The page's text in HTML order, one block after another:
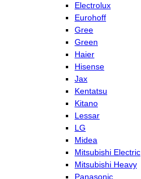
Electrolux
Eurohoff
Gree
Green
Haier
Hisense
Jax
Kentatsu
Kitano
Lessar
LG
Midea
Mitsubishi Electric
Mitsubishi Heavy
Panasonic